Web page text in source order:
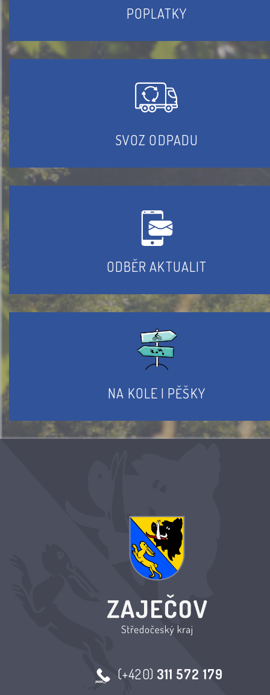
POPLATKY
SVOZ ODPADU
ODBĚR AKTUALIT
NA KOLE I PĚŠKY
(+420) 311 572 179